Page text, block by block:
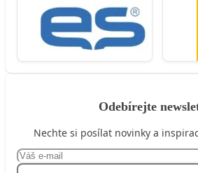
Odebírejte
Nechte si posílat novinky a